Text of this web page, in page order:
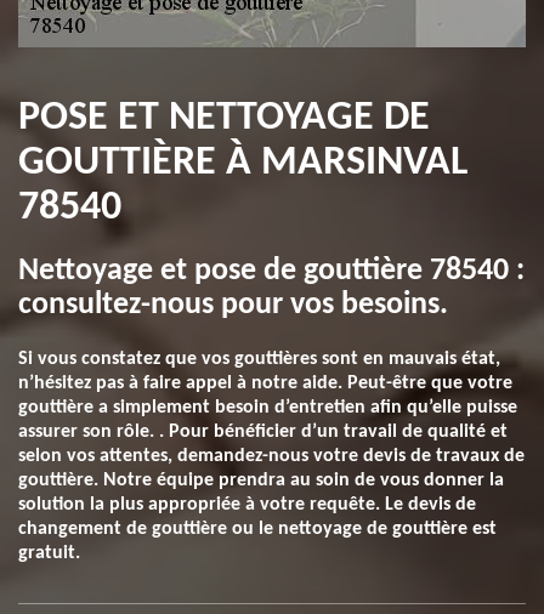
POSE ET NETTOYAGE DE
GOUTTIÈRE À MARSINVAL
78540
Nettoyage et pose de gouttière 78540 :
consultez-nous pour vos besoins.
Si vous constatez que vos gouttières sont en mauvais état,
n’hésitez pas à faire appel à notre aide. Peut-être que votre
gouttière a simplement besoin d’entretien afin qu’elle puisse
assurer son rôle. . Pour bénéficier d’un travail de qualité et
selon vos attentes, demandez-nous votre devis de travaux de
gouttière. Notre équipe prendra au soin de vous donner la
solution la plus appropriée à votre requête. Le devis de
changement de gouttière ou le nettoyage de gouttière est
gratuit.